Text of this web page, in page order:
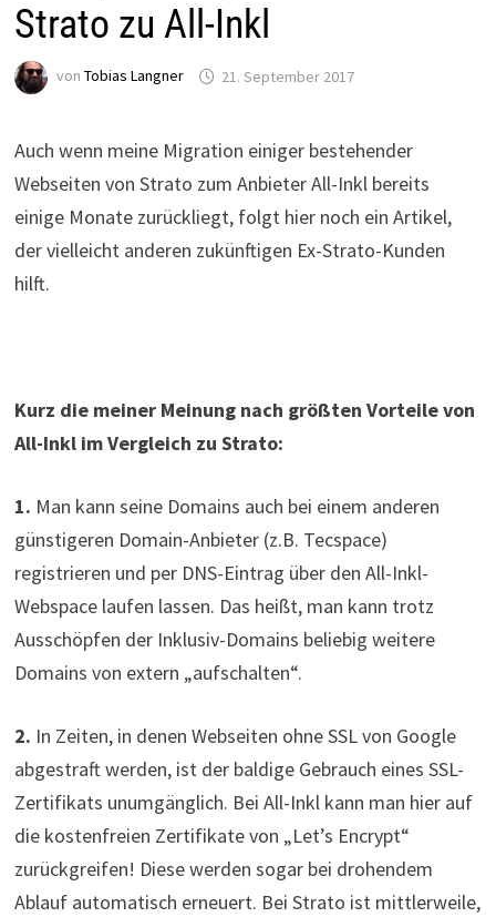
Strato zu All-Inkl
von Tobias Langner 21. September 2017
Auch wenn meine Migration einiger bestehender
Webseiten von Strato zum Anbieter All-Inkl bereits
einige Monate zurückliegt, folgt hier noch ein Artikel,
der vielleicht anderen zukünftigen Ex-Strato-Kunden
hilft.
Kurz die meiner Meinung nach größten Vorteile von
All-Inkl im Vergleich zu Strato:
1. Man kann seine Domains auch bei einem anderen
günstigeren Domain-Anbieter (z.B. Tecspace)
registrieren und per DNS-Eintrag über den All-Inkl-
Webspace laufen lassen. Das heißt, man kann trotz
Ausschöpfen der Inklusiv-Domains beliebig weitere
Domains von extern „aufschalten“.
2. In Zeiten, in denen Webseiten ohne SSL von Google
abgestraft werden, ist der baldige Gebrauch eines SSL-
Zertifikats unumgänglich. Bei All-Inkl kann man hier auf
die kostenfreien Zertifikate von „Let’s Encrypt“
zurückgreifen! Diese werden sogar bei drohendem
Ablauf automatisch erneuert. Bei Strato ist mittlerweile,